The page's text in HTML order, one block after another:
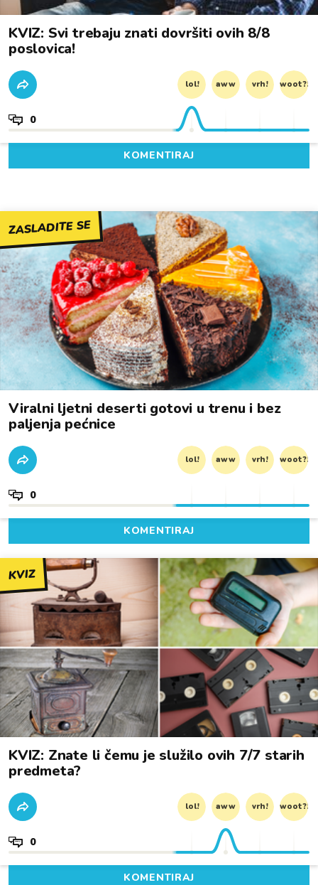
KVIZ: Svi trebaju znati dovršiti ovih 8/8
poslovica!
lol! aww vrh! woot?!
0
KOMENTIRAJ
ZASLADITE SE
Viralni ljetni deserti gotovi u trenu i bez
paljenja pećnice
lol! aww vrh! woot?!
0
KOMENTIRAJ
KVIZ
KVIZ: Znate li čemu je služilo ovih 7/7 starih
predmeta?
lol! aww vrh! woot?!
0
KOMENTIRAJ